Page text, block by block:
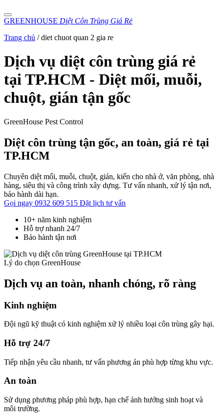
GREENHOUSE Diệt Côn Trùng Giá Rẻ
Trang chủ /diet chuot quan 2 gia re
Dịch vụ diệt côn trùng giá rẻ
tại TP.HCM - Diệt mối, muỗi,
chuột, gián tận gốc
GreenHouse Pest Control
Diệt côn trùng tận gốc, an toàn, giá rẻ tại
TP.HCM
Chuyên diệt mối, muỗi, chuột, gián, kiến cho nhà ở, văn phòng, nhà
hàng, siêu thị và công trình xây dựng. Tư vấn nhanh, xử lý tận nơi,
bảo hành dài hạn.
Gọi ngay 0932 609 515 Đặt lịch tư vấn
10+ năm kinh nghiệm
Hỗ trợ nhanh 24/7
Bảo hành tận nơi
Lý do chọn GreenHouse
Dịch vụ an toàn, nhanh chóng, rõ ràng
Kinh nghiệm
Đội ngũ kỹ thuật có kinh nghiệm xử lý nhiều loại côn trùng gây hại.
Hỗ trợ 24/7
Tiếp nhận yêu cầu nhanh, tư vấn phương án phù hợp từng khu vực.
An toàn
Sử dụng phương pháp phù hợp, hạn chế ảnh hưởng sinh hoạt và
môi trường.